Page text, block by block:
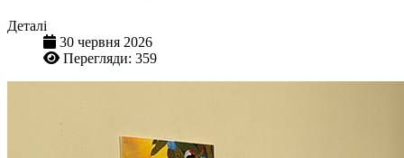
Деталі
30 червня 2026
Перегляди: 359